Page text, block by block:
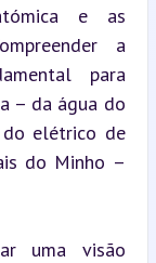
e as
a
para
– da água do
elétrico de
do Minho –
uma visão